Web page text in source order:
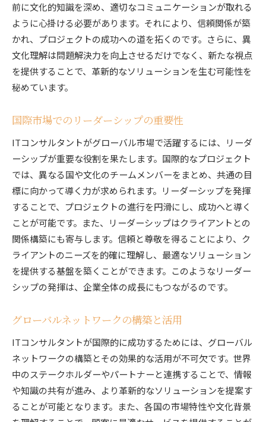
前に文化的知識を深め、適切なコミュニケーションが取れる
ように心掛ける必要があります。それにより、信頼関係が築
かれ、プロジェクトの成功への道を拓くのです。さらに、異
文化理解は問題解決力を向上させるだけでなく、新たな視点
を提供することで、革新的なソリューションを生む可能性を
秘めています。
国際市場でのリーダーシップの重要性
ITコンサルタントがグローバル市場で活躍するには、リーダ
ーシップが重要な役割を果たします。国際的なプロジェクト
では、異なる国や文化のチームメンバーをまとめ、共通の目
標に向かって導く力が求められます。リーダーシップを発揮
することで、プロジェクトの進行を円滑にし、成功へと導く
ことが可能です。また、リーダーシップはクライアントとの
関係構築にも寄与します。信頼と尊敬を得ることにより、ク
ライアントのニーズを的確に理解し、最適なソリューション
を提供する基盤を築くことができます。このようなリーダー
シップの発揮は、企業全体の成長にもつながるのです。
グローバルネットワークの構築と活用
ITコンサルタントが国際的に成功するためには、グローバル
ネットワークの構築とその効果的な活用が不可欠です。世界
中のステークホルダーやパートナーと連携することで、情報
や知識の共有が進み、より革新的なソリューションを提案す
ることが可能となります。また、各国の市場特性や文化背景